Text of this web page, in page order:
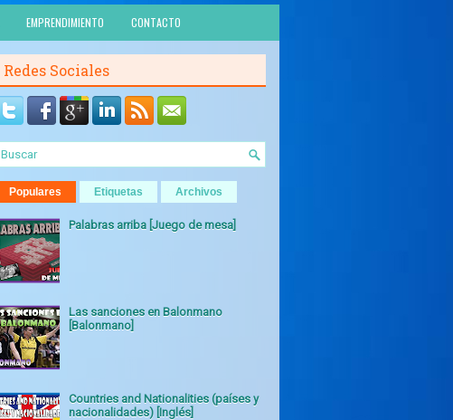
EMPRENDIMIENTO CONTACTO
Redes Sociales
Populares Etiquetas Archivos
Palabras arriba [Juego de mesa]
Las sanciones en Balonmano
[Balonmano]
Countries and Nationalities (países y
nacionalidades) [Inglés]